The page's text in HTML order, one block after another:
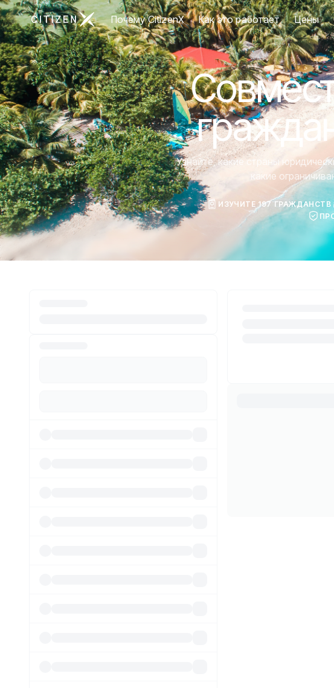
Перейти на главную страницу CitizenX
Почему CitizenX Как это работает Цены
Узнайте, какие страны
какие
ИЗУЧИТЕ 197 ГРАЖДАНСТВ